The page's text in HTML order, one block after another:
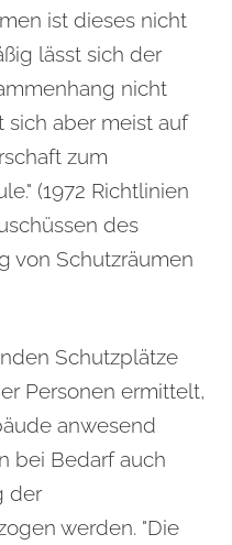
ist dieses nicht
lässt sich der
nicht
aber meist auf
zum
(1972 Richtlinien
des
von Schutzräumen
Schutzplätze
Personen ermittelt,
anwesend
bei Bedarf auch
der
werden. "Die